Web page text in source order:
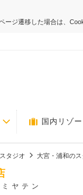
ジ遷移した場合は、
国内リゾ
タジオ 大宮・浦和のス
ヤテン